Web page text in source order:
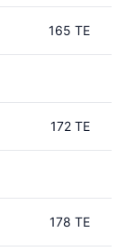
165 TE
172 TE
178 TE